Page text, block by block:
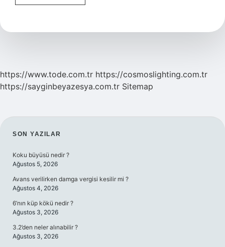
Yaparken
Ayakkabı
https://www.tode.com.tr https://cosmoslighting.com.tr
https://sayginbeyazesya.com.tr Sitemap
SIDEBAR
SON YAZILAR
Koku büyüsü nedir ?
Ağustos 5, 2026
Avans verilirken damga vergisi kesilir mi ?
Ağustos 4, 2026
6’nın küp kökü nedir ?
Ağustos 3, 2026
3.2’den neler alınabilir ?
Ağustos 3, 2026